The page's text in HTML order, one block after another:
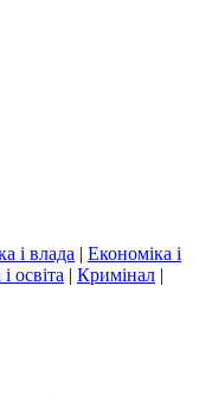
і влада | Економіка і
освіта | Кримінал |